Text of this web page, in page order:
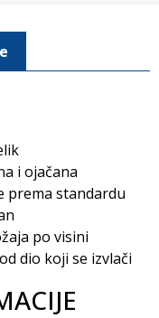
i ojačana
prema standardu
po visini
dio koji se izvlači